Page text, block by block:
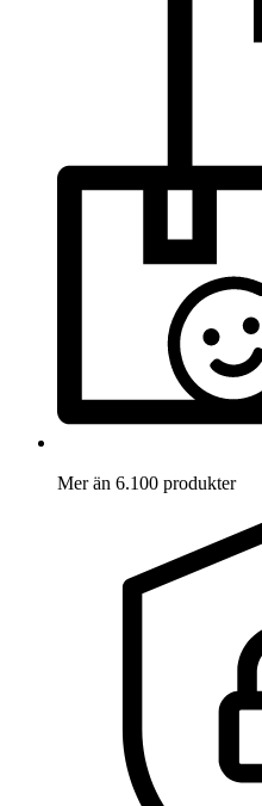
Mer än 6.100 produkter